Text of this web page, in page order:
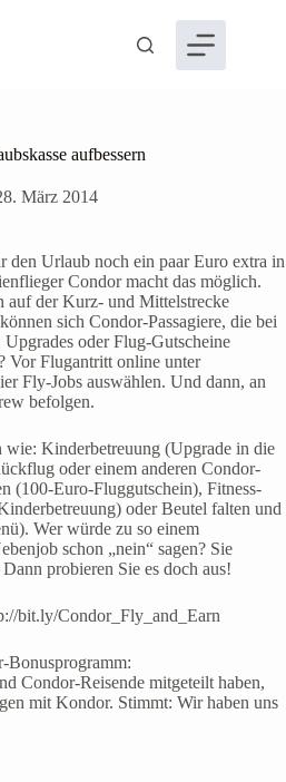
aufbessern
März 2014
den Urlaub noch ein paar Euro extra in
Condor macht das möglich.
auf der Kurz- und Mittelstrecke
sich Condor-Passagiere, die bei
oder Flug-Gutscheine
Vor Flugantritt online unter
Fly-Jobs auswählen. Und dann, an
befolgen.
wie: Kinderbetreuung (Upgrade in die
oder einem anderen Condor-
(100-Euro-Fluggutschein), Fitness-
oder Beutel falten und
Wer würde zu so einem
schon „nein“ sagen? Sie
probieren Sie es doch aus!
bit.ly/Condor_Fly_and_Earn
Bonusprogramm:
Condor-Reisende mitgeteilt haben,
mit Kondor. Stimmt: Wir haben uns